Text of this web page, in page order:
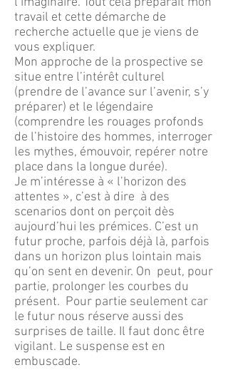
travail et cette démarche de
recherche actuelle que je viens de
vous expliquer.
Mon approche de la prospective se
situe entre l’intérêt culturel
(prendre de l’avance sur l’avenir, s’y
préparer) et le légendaire
(comprendre les rouages profonds
de l’histoire des hommes, interroger
les mythes, émouvoir, repérer notre
place dans la longue durée).
Je m’intéresse à « l’horizon des
attentes », c’est à dire à des
scenarios dont on perçoit dès
aujourd’hui les prémices. C’est un
futur proche, parfois déjà là, parfois
dans un horizon plus lointain mais
qu’on sent en devenir. On peut, pour
partie, prolonger les courbes du
présent. Pour partie seulement car
le futur nous réserve aussi des
surprises de taille. Il faut donc être
vigilant. Le suspense est en
embuscade.